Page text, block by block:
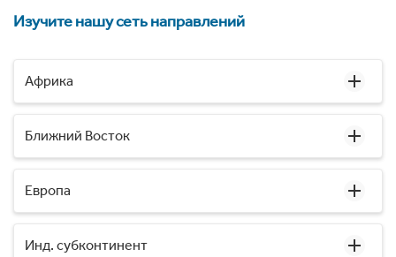
Изучите нашу сеть направлений
Африка
Ближний Восток
Европа
Инд. субконтинент